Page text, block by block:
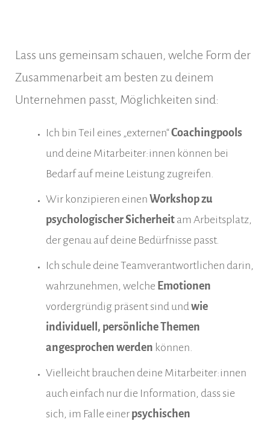
Lass uns gemeinsam schauen, welche Form der
Zusammenarbeit am besten zu deinem
Unternehmen passt, Möglichkeiten sind:
Ich bin Teil eines „externen“Coachingpools
und deine Mitarbeiter:innen können bei
Bedarf auf meine Leistung zugreifen.
Wir konzipieren einen Workshop zu
psychologischer Sicherheitam Arbeitsplatz,
der genau auf deine Bedürfnisse passt.
Ich schule deine Teamverantwortlichen darin,
wahrzunehmen, welche Emotionen
vordergründig präsent sind und wie
individuell, persönliche Themen
angesprochen werden können.
Vielleicht brauchen deine Mitarbeiter:innen
auch einfach nur die Information, dass sie
sich, im Falle einer psychischen